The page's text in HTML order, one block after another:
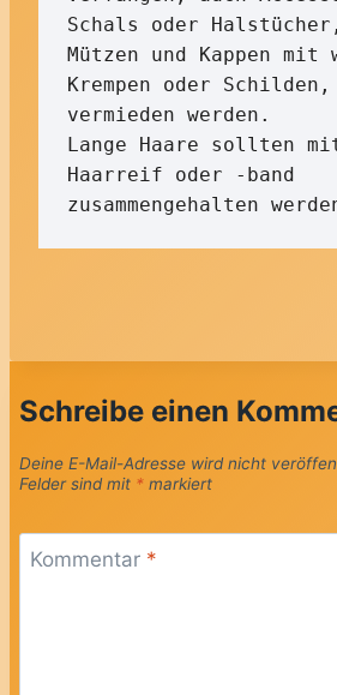
Schals oder
Mützen und Kappen mit
Krempen oder
vermieden werden.
Lange Haare sollten
Haarreif oder -band
zusammengehalten
Schreibe einen
Deine E-Mail-Adresse wird nicht
Felder sind mit * markiert
Kommentar *